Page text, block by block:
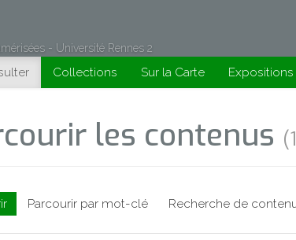
Collections Sur la Carte Expositions
les contenus
Parcourir par mot-clé Recherche de